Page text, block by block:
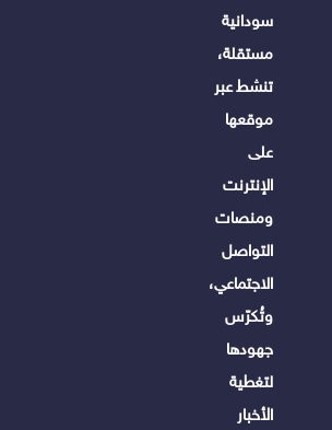
سودانية
مستقلة،
تنشط عبر
موقعها
على
الإنترنت
ومنصات
التواصل
الاجتماعي،
وتُكرّس
جهودها
لتغطية
الأخبار